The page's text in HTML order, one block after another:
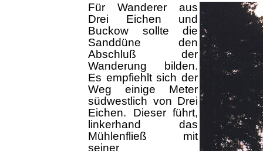
Für Wanderer aus
Drei Eichen und
Buckow sollte die
Sanddüne den
Abschluß der
Wanderung bilden.
Es empfiehlt sich der
Weg einige Meter
südwestlich von Drei
Eichen. Dieser führt,
linkerhand das
Mühlenfließ mit
seiner